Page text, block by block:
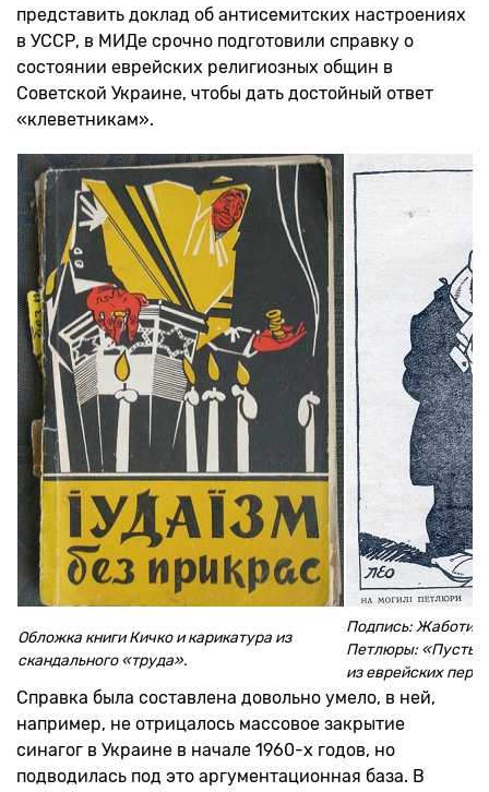
представить доклад об антисемитских настроениях
в УССР, в МИДе срочно подготовили справку о
состоянии еврейских религиозных общин в
Советской Украине, чтобы дать достойный ответ
«клеветникам».
Обложка книги Кичко и карикатура из
скандального «труда».
Подпись:
Петлюры: «Пусть
из еврейских
Справка была составлена довольно умело, в ней,
например, не отрицалось массовое закрытие
синагог в Украине в начале 1960-х годов, но
подводилась под это аргументационная база. В